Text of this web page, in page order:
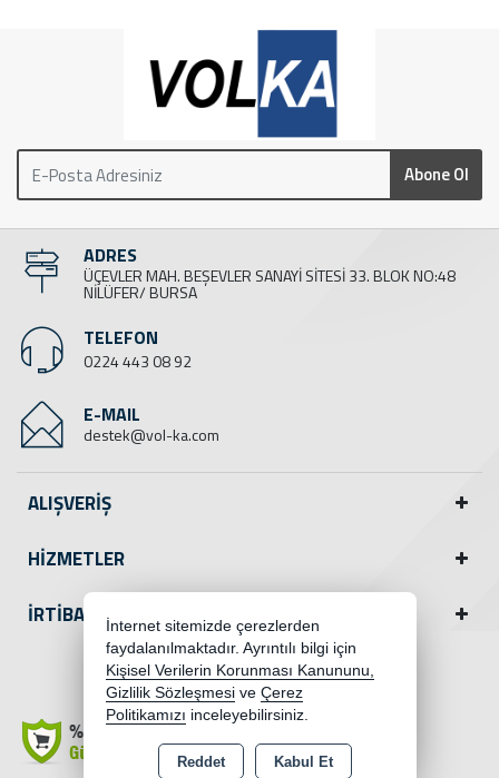
Abone Ol
ADRES
ÜÇEVLER MAH. BEŞEVLER SANAYİ SİTESİ 33. BLOK NO:48
NİLÜFER/ BURSA
TELEFON
0224 443 08 92
E-MAIL
destek@vol-ka.com
ALIŞVERİŞ
HİZMETLER
İRTİBAT
Instagram
İnternet sitemizde çerezlerden
faydalanılmaktadır. Ayrıntılı bilgi için
Kişisel Verilerin Korunması Kanununu,
Gizlilik Sözleşmesi ve Çerez
Politikamızı inceleyebilirsiniz.
Reddet Kabul Et